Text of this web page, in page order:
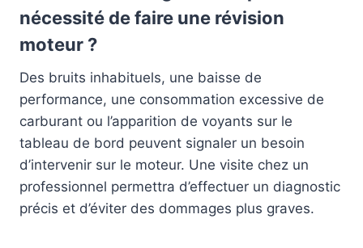
nécessité de faire une révision
moteur ?
Des bruits inhabituels, une baisse de
performance, une consommation excessive de
carburant ou l’apparition de voyants sur le
tableau de bord peuvent signaler un besoin
d’intervenir sur le moteur. Une visite chez un
professionnel permettra d’effectuer un diagnostic
précis et d’éviter des dommages plus graves.